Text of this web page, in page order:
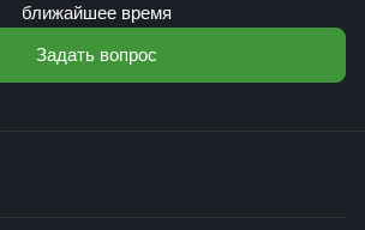
ближайшее время
Задать вопрос